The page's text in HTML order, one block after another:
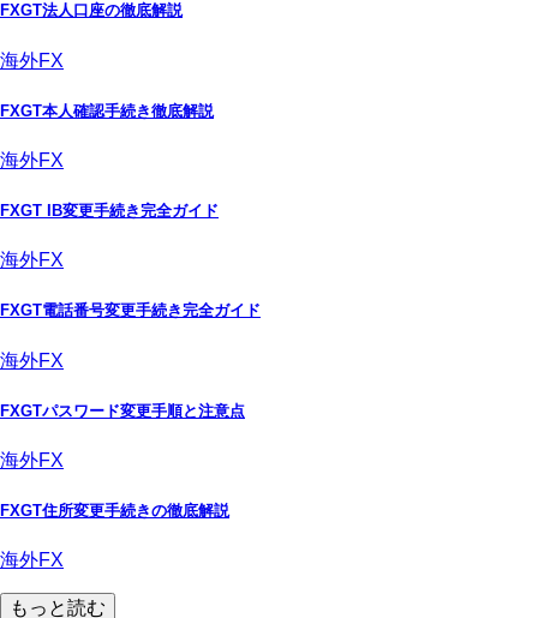
FXGT法人口座の徹底解説
海外FX
FXGT本人確認手続き徹底解説
海外FX
FXGT IB変更手続き完全ガイド
海外FX
FXGT電話番号変更手続き完全ガイド
海外FX
FXGTパスワード変更手順と注意点
海外FX
FXGT住所変更手続きの徹底解説
海外FX
もっと読む